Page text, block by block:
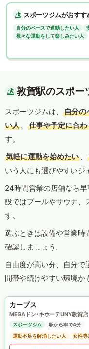
スポーツジムがおすす
自分のペースで運動したい人
様々な運動をして楽しみたい人
敦賀駅のスポー
スポーツジムは、
自分の
い人 、 仕事や予定に合
す。
気軽に運動を始めたい 、
いう人にも選びやすいジ
24時間営業の店舗なら
設ではプールやサウナ、
す。
選ぶときは設備や営業時
確認しましょう。
自由度が高い分、自分
間帯や続けやすい環境か
カーブス
MEGAドン･キホーテUNY敦賀店
スポーツジム
駅から車で4分
運動不足を解消したい人
女性専